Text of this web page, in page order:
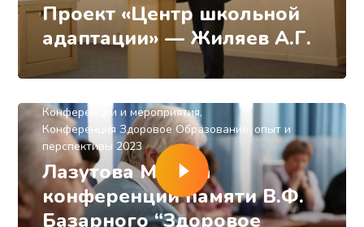
Проект «Центр школьной
адаптации» — Жиляев А.Г.
3 года назад
Сидоров Евгений
Конференции и мероприятия
Конференция Здоровое Образование: опыт и
перспективы 2023
Лазутова М.Н. на
конференции памяти В.Ф.
Базарного “Здоровое